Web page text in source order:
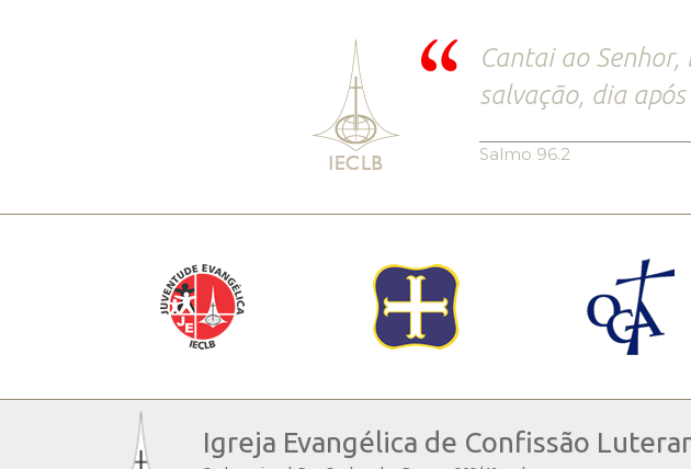
Cantai ao
salvação, dia
Salmo 96.2
Igreja Evangélica de Confissão